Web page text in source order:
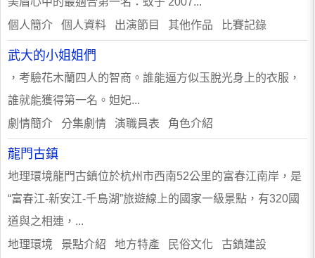
個人簡介 個人資料 出演節目 其他作品 比賽記錄
武大的小姐姐們
，考驗花木蘭四人的智商。誰能逼方似玉脫光身上的衣服，
誰就能獲得第一名。妲妃...
劇情簡介 分集劇情 演職員表 角色介紹
龍門古鎮
地理環境龍門古鎮位於杭州市西南52公里的富春江南岸，是
“富春江-新安江-千島湖”旅遊線上的國家一級景點，有320國
道與之相連，...
地理環境 景點介紹 地方特產 民俗文化 古鎮建設